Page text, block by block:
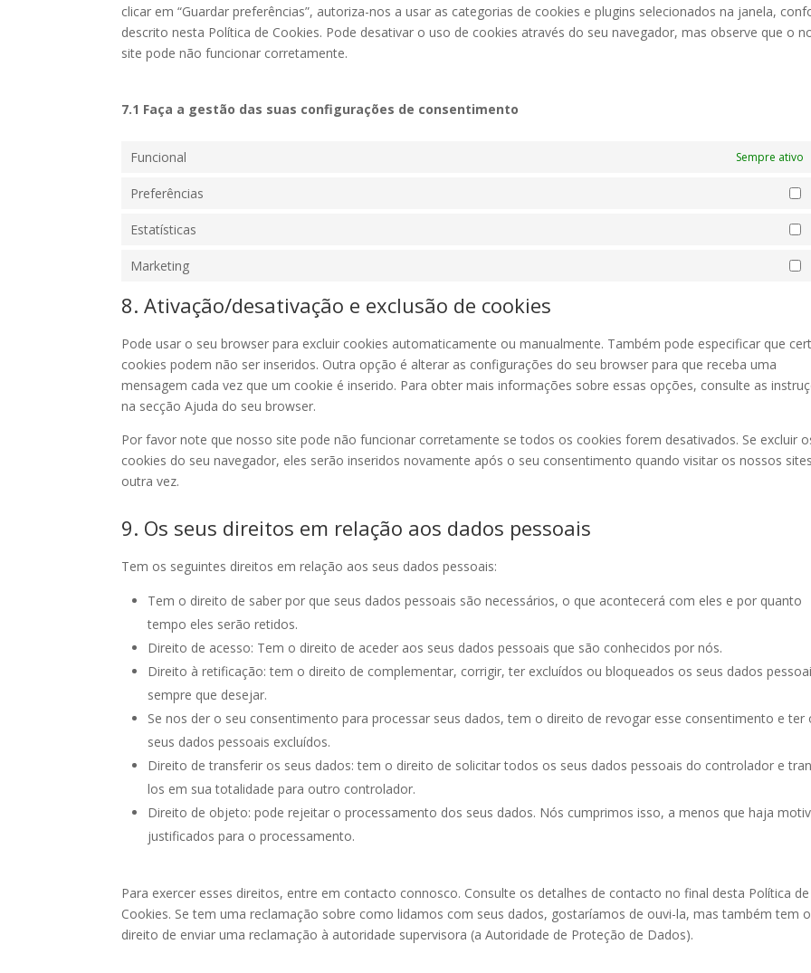
clicar em “Guardar preferências”, autoriza-nos a usar as categorias de cookies e plugins selecionados na janela,
descrito nesta Política de Cookies. Pode desativar o uso de cookies através do seu navegador, mas observe que o
site pode não funcionar corretamente.
7.1 Faça a gestão das suas configurações de consentimento
Funcional Sempre ativo
Preferências
Estatísticas
Marketing
8. Ativação/desativação e exclusão de cookies
Pode usar o seu browser para excluir cookies automaticamente ou manualmente. Também pode especificar que
cookies podem não ser inseridos. Outra opção é alterar as configurações do seu browser para que receba uma
mensagem cada vez que um cookie é inserido. Para obter mais informações sobre essas opções, consulte as
na secção Ajuda do seu browser.
Por favor note que nosso site pode não funcionar corretamente se todos os cookies forem desativados. Se excluir
cookies do seu navegador, eles serão inseridos novamente após o seu consentimento quando visitar os nossos sites
outra vez.
9. Os seus direitos em relação aos dados pessoais
Tem os seguintes direitos em relação aos seus dados pessoais:
Tem o direito de saber por que seus dados pessoais são necessários, o que acontecerá com eles e por quanto
tempo eles serão retidos.
Direito de acesso: Tem o direito de aceder aos seus dados pessoais que são conhecidos por nós.
Direito à retificação: tem o direito de complementar, corrigir, ter excluídos ou bloqueados os seus dados
sempre que desejar.
Se nos der o seu consentimento para processar seus dados, tem o direito de revogar esse consentimento e ter
seus dados pessoais excluídos.
Direito de transferir os seus dados: tem o direito de solicitar todos os seus dados pessoais do controlador e
los em sua totalidade para outro controlador.
Direito de objeto: pode rejeitar o processamento dos seus dados. Nós cumprimos isso, a menos que haja
justificados para o processamento.
Para exercer esses direitos, entre em contacto connosco. Consulte os detalhes de contacto no final desta Política de
Cookies. Se tem uma reclamação sobre como lidamos com seus dados, gostaríamos de ouvi-la, mas também tem o
direito de enviar uma reclamação à autoridade supervisora (a Autoridade de Proteção de Dados).